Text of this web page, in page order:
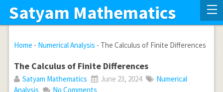
Satyam Mathematics
Home - Numerical Analysis - The Calculus of Finite Differences
The Calculus of Finite Differences
Satyam Mathematics June 23, 2024
Numerical
Analysis
No Comments